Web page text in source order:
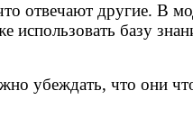
отвечают другие. В
использовать базу
убеждать, что они